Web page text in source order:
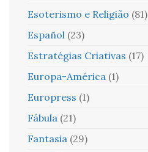
Esoterismo e Religião (81)
Español (23)
Estratégias Criativas (17)
Europa-América (1)
Europress (1)
Fábula (21)
Fantasia (29)